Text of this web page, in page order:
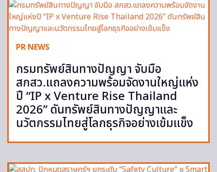
PR NEWS
กรมทรัพย์สินทางปัญญา จับมือ
สกสว.แถลงความพร้อมจัดงานใหญ่แห่ง
ปี “IP x Venture Rise Thailand
2026” ดันทรัพย์สินทางปัญญาและ
นวัตกรรมไทยสู่โลกธุรกิจอย่างเข้มแข็ง